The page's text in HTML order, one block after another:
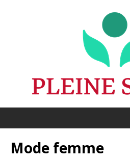
Mode femme